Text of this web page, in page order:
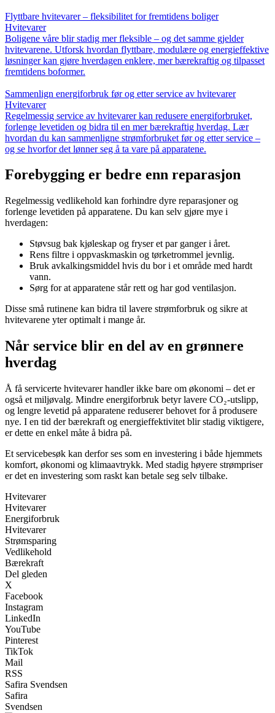
Flyttbare hvitevarer – fleksibilitet for fremtidens boliger
Hvitevarer
Boligene våre blir stadig mer fleksible – og det samme gjelder
hvitevarene. Utforsk hvordan flyttbare, modulære og energieffektive
løsninger kan gjøre hverdagen enklere, mer bærekraftig og tilpasset
fremtidens boformer.
Sammenlign energiforbruk før og etter service av hvitevarer
Hvitevarer
Regelmessig service av hvitevarer kan redusere energiforbruket,
forlenge levetiden og bidra til en mer bærekraftig hverdag. Lær
hvordan du kan sammenligne strømforbruket før og etter service –
og se hvorfor det lønner seg å ta vare på apparatene.
Forebygging er bedre enn reparasjon
Regelmessig vedlikehold kan forhindre dyre reparasjoner og
forlenge levetiden på apparatene. Du kan selv gjøre mye i
hverdagen:
Støvsug bak kjøleskap og fryser et par ganger i året.
Rens filtre i oppvaskmaskin og tørketrommel jevnlig.
Bruk avkalkingsmiddel hvis du bor i et område med hardt
vann.
Sørg for at apparatene står rett og har god ventilasjon.
Disse små rutinene kan bidra til lavere strømforbruk og sikre at
hvitevarene yter optimalt i mange år.
Når service blir en del av en grønnere
hverdag
Å få servicerte hvitevarer handler ikke bare om økonomi – det er
også et miljøvalg. Mindre energiforbruk betyr lavere CO₂-utslipp,
og lengre levetid på apparatene reduserer behovet for å produsere
nye. I en tid der bærekraft og energieffektivitet blir stadig viktigere,
er dette en enkel måte å bidra på.
Et servicebesøk kan derfor ses som en investering i både hjemmets
komfort, økonomi og klimaavtrykk. Med stadig høyere strømpriser
er det en investering som raskt kan betale seg selv tilbake.
Hvitevarer
Hvitevarer
Energiforbruk
Hvitevarer
Strømsparing
Vedlikehold
Bærekraft
Del gleden
X
Facebook
Instagram
LinkedIn
YouTube
Pinterest
TikTok
Mail
RSS
Safira Svendsen
Safira
Svendsen